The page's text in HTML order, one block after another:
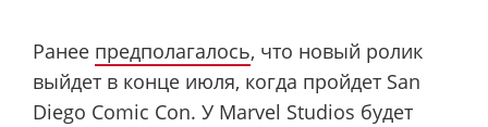
Ранее предполагалось, что новый ролик
выйдет в конце июля, когда пройдет San
Diego Comic Con. У Marvel Studios будет